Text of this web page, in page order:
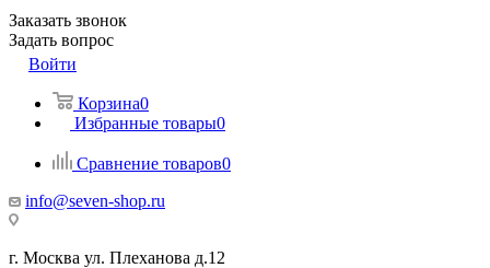
Заказать звонок
Задать вопрос
Войти
Корзина0
Избранные товары0
Сравнение товаров0
info@seven-shop.ru
г. Москва ул. Плеханова д.12